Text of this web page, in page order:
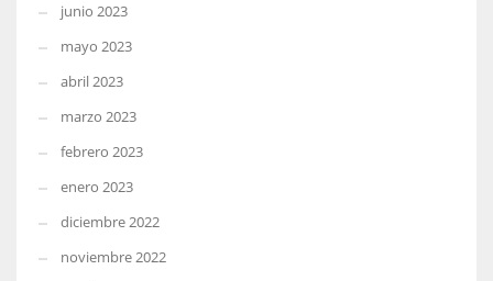
junio 2023
mayo 2023
abril 2023
marzo 2023
febrero 2023
enero 2023
diciembre 2022
noviembre 2022